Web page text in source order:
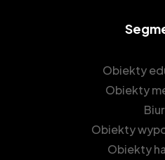
Obiekty
Obiekty
Obiekty
Obiekty